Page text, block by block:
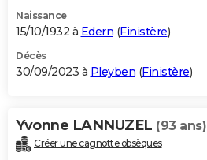
Naissance
15/10/1932 à Edern (Finistère)
Décès
30/09/2023 à Pleyben (Finistère)
Yvonne LANNUZEL (93 ans)
Créer une cagnotte obsèques